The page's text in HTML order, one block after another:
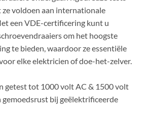
ze voldoen aan internationale
een VDE-certificering kunt u
om het hoogste
te bieden, waardoor ze essentiële
elke elektricien of doe-het-zelver.
getest tot 1000 volt AC & 1500 volt
gemoedsrust bij geëlektrificeerde